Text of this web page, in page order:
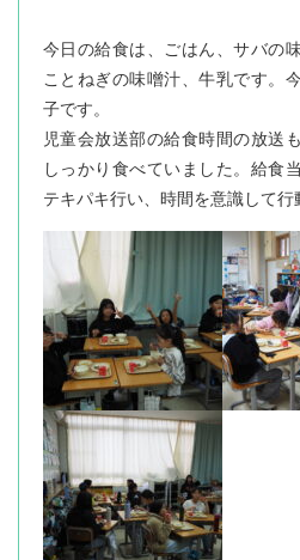
今日の給食は、ごはん、サバの
ことねぎの味噌汁、牛乳です。
子です。
児童会放送部の給食時間の放送
しっかり食べていました。給食
テキパキ行い、時間を意識して行